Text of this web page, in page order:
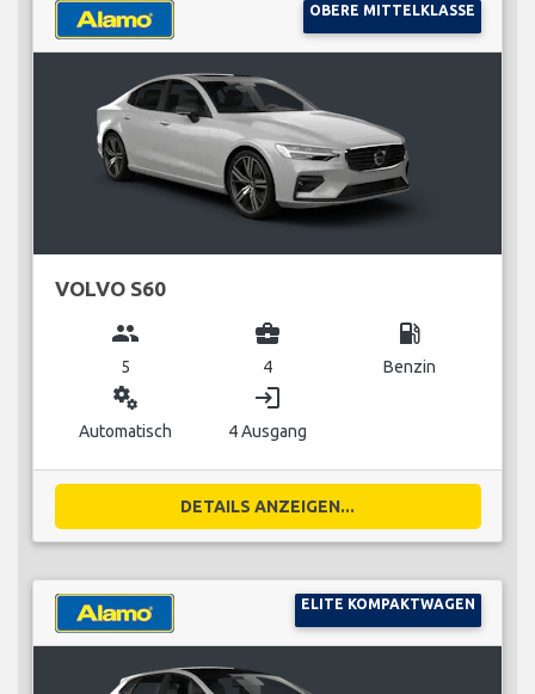
OBERE MITTELKLASSE
VOLVO S60
group
5
business_center
4
local_gas_station
Benzin
miscellaneous_services
Automatisch
login
4 Ausgang
DETAILS ANZEIGEN...
ELITE KOMPAKTWAGEN